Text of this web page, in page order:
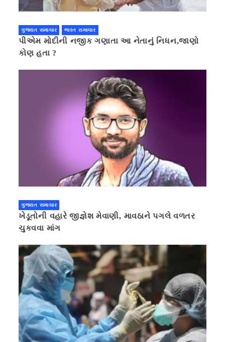
ગુજરાત સમાચાર ભારત સમાચાર
પીએમ મોદીની નજીક ગણાતા આ નેતાનું નિધન,જાણો
કોણ હતા ?
ગુજરાત સમાચાર
ખેડૂતોની વહારે જીજ્ઞેશ મેવાણી, માવઠાને પગલે વળતર
ચુકવવા માંગ